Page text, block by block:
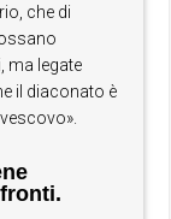
che di
ma legate
il diaconato è